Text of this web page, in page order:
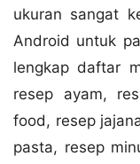
ukuran sangat
Android untuk
lengkap daftar
resep ayam,
food, resep
pasta, resep